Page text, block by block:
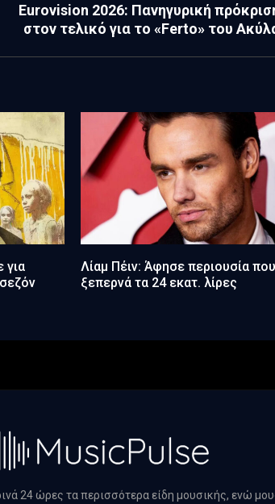
Εurovision 2026: Πανηγυρική
στον τελικό για το «Ferto» του
για
Λίαμ Πέιν: Άφησε περιουσία
ξεπερνά τα 24 εκατ. λίρες
24 ώρες τα περισσότερα είδη μουσικής, ενώ